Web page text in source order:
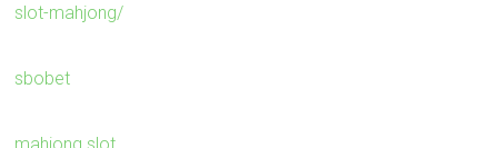
slot-mahjong/
sbobet
mahjong slot